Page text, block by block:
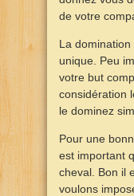
de votre
La
unique. Peu
votre but
considération
le dominez
Pour une
est important
cheval. Bon il
voulons